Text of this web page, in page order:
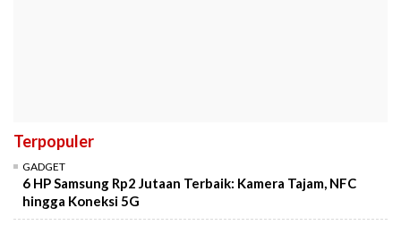
Terpopuler
GADGET
6 HP Samsung Rp2 Jutaan Terbaik: Kamera Tajam, NFC
hingga Koneksi 5G